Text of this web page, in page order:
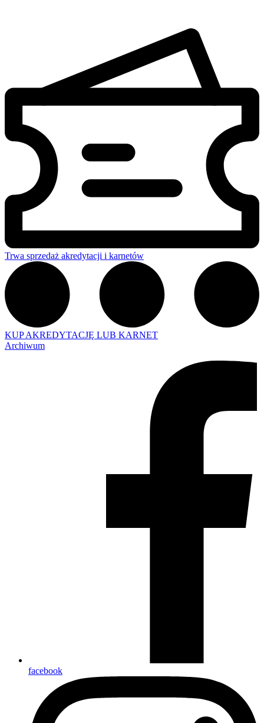
Trwa sprzedaż akredytacji i karnetów
KUP AKREDYTACJĘ LUB KARNET
Archiwum
facebook